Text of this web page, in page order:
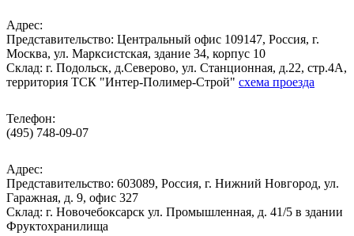
Адрес:
Представительство: Центральный офис 109147, Россия, г.
Москва, ул. Марксистская, здание 34, корпус 10
Cклад: г. Подольск, д.Северово, ул. Станционная, д.22, стр.4А,
территория ТСК "Интер-Полимер-Строй" схема проезда
Телефон:
(495) 748-09-07
Адрес:
Представительство: 603089, Россия, г. Нижний Новгород, ул.
Гаражная, д. 9, офис 327
Склад: г. Новочебоксарск ул. Промышленная, д. 41/5 в здании
Фруктохранилища